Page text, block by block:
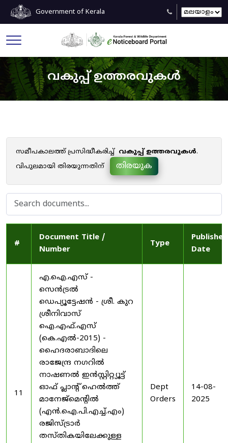
Government of Kerala
വകുപ്പ് ഉത്തരവുകൾ
സമീപകാലത്ത് പ്രസിദ്ധീകരിച്ച് വകുപ്പ് ഉത്തരവുകൾ.
വിപുലമായി തിരയുന്നതിന്
തിരയുക
#
Document Title /
Number
Type
Published
Date
11
എ.ഐ.എസ് -
സെൻട്രൽ
ഡെപ്യൂട്ടേഷൻ - ശ്രീ. കുറ
ശ്രീനിവാസ്
ഐ.എഫ്.എസ്
(കെ.എൽ-2015) -
ഹൈദരാബാദിലെ
രാജേന്ദ്ര നഗറിൽ
നാഷണൽ ഇൻസ്റ്റിറ്റ്യൂട്ട്
ഓഫ് പ്ലാന്റ് ഹെൽത്ത്
മാനേജ്‌മെന്റിൽ
(എൻ.ഐ.പി.എച്ച്.എം)
രജിസ്ട്രാർ
തസ്തികയിലേക്കുള്ള
Dept
Orders
14-08-
2025